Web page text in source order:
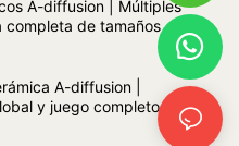
A-diffusion | Múltiples
completa de tamaños
A-diffusion |
y juego completo de